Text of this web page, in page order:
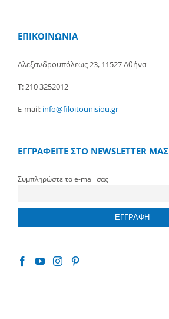
ΕΠΙΚΟΙΝΩΝΙΑ
Αλεξανδρουπόλεως 23, 11527 Αθήνα
Τ: 210 3252012
E-mail: info@filoitounisiou.gr
ΕΓΓΡΑΦΕΙΤΕ ΣΤΟ NEWSLETTER ΜΑΣ
Συμπληρώστε το e-mail σας